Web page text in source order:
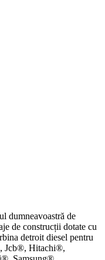
dumneavoastră de
de construcții dotate cu
detroit diesel pentru
Jcb®, Hitachi®,